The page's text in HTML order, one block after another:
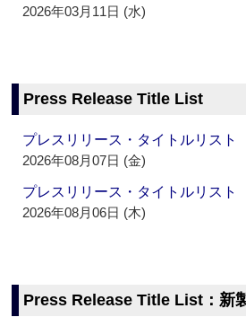
2026年03月11日 (水)
Press Release Title List
プレスリリース・タイトルリス
2026年08月07日 (金)
プレスリリース・タイトルリス
2026年08月06日 (木)
Press Release Title List：新